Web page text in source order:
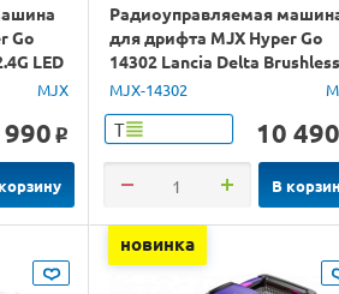
Go
LED
MJX
o
Радиоуправляемая
для дрифта MJX Hyper Go
14302 Lancia Delta Brushless
4WD 2.4G LED 1/14 RTR
MJX-14302
Т 10 490
В
новинка